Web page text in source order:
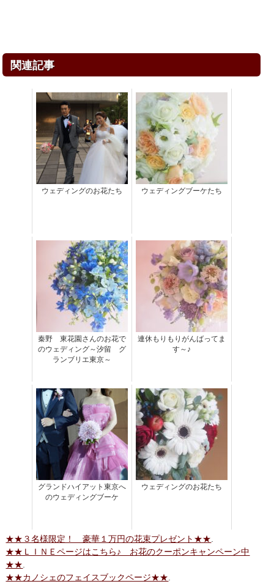
関連記事
ウェディングのお花たち ウェディングブーケたち
秦野 東花園さんのお花で
のウェディング～汐留 グ
ランブリエ東京～
連休もりもりがんばってま
す～♪
グランドハイアット東京へ
のウェディングブーケ
ウェディングのお花たち
★★３名様限定！ 豪華１万円の花束プレゼント★★
★★ＬＩＮＥページはこちら♪ お花のクーポンキャンペーン中
★★
★★カノシェのフェイスブックページ★★